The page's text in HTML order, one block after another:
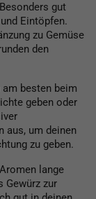
gut
Eintöpfen.
zu Gemüse
den
besten beim
geben oder
aus, um deinen
zu geben.
lange
Gewürz zur